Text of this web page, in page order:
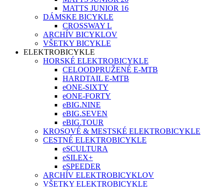
MATTS JUNIOR 16
DÁMSKE BICYKLE
CROSSWAY L
ARCHÍV BICYKLOV
VŠETKY BICYKLE
ELEKTROBICYKLE
HORSKÉ ELEKTROBICYKLE
CELOODPRUŽENÉ E-MTB
HARDTAIL E-MTB
eONE-SIXTY
eONE-FORTY
eBIG.NINE
eBIG.SEVEN
eBIG.TOUR
KROSOVÉ & MESTSKÉ ELEKTROBICYKLE
CESTNÉ ELEKTROBICYKLE
eSCULTURA
eSILEX+
eSPEEDER
ARCHÍV ELEKTROBICYKLOV
VŠETKY ELEKTROBICYKLE